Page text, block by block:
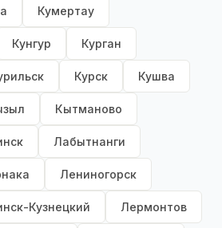
Кумертау
Кунгур Курган
Курск Кушва
Кытманово
Лабытнанги
Лениногорск
Кузнецкий Лермонтов